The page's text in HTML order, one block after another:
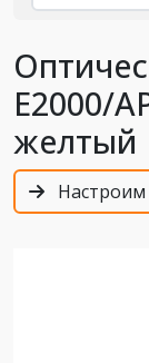
E2000/
желтый